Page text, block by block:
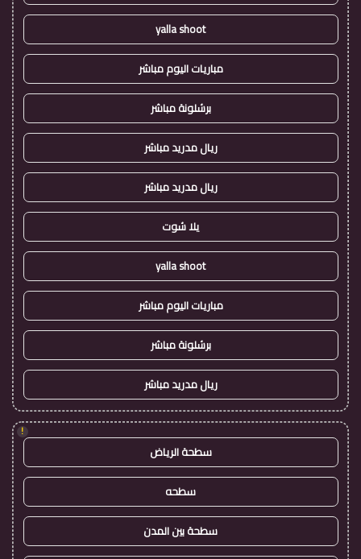
yalla shoot
مباريات اليوم مباشر
برشلونة مباشر
ريال مدريد مباشر
ريال مدريد مباشر
يلا شوت
yalla shoot
مباريات اليوم مباشر
برشلونة مباشر
ريال مدريد مباشر
!
سطحة الرياض
سطحه
سطحة بين المدن